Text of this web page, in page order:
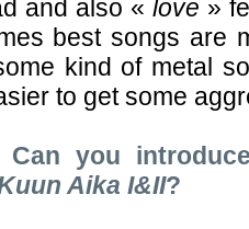
and also « love »
best songs are
kind of metal
to get some
Can you
Aika I&II?